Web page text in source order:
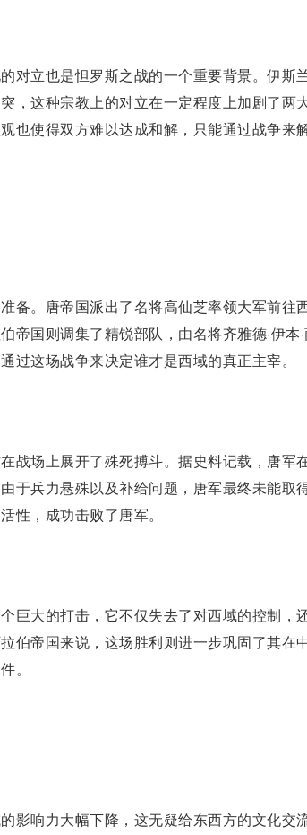
立也是怛罗斯之战的一个重要背景。伊斯
，这种宗教上的对立在一定程度上加剧了两
也使得双方难以达成和解，只能通过战争来
备。唐帝国派出了名将高仙芝率领大军前往
帝国则调集了精锐部队，由名将齐雅德·伊本
过这场战争来决定谁才是西域的真正主宰。
场上展开了殊死搏斗。据史料记载，唐军
于兵力悬殊以及补给问题，唐军最终未能取
性，成功击败了唐军。
大的打击，它不仅失去了对西域的控制，
伯帝国来说，这场胜利则进一步巩固了其在
。
响力大幅下降，这无疑给东西方的文化交